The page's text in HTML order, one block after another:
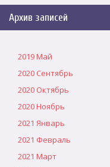
Архив записей
2019 Май
2020 Сентябрь
2020 Октябрь
2020 Ноябрь
2021 Январь
2021 Февраль
2021 Март